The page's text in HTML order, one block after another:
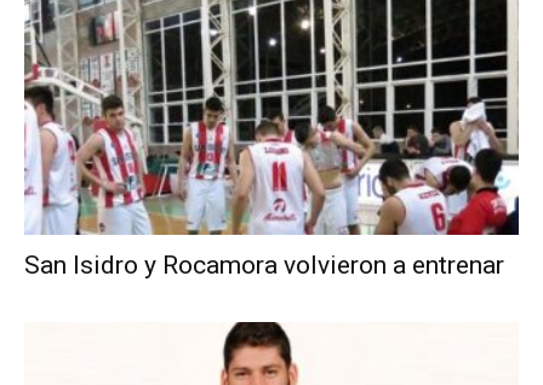
San Isidro y Rocamora volvieron a entrenar